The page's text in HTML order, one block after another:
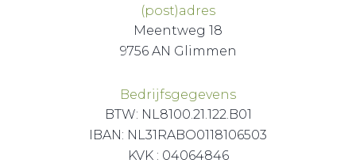
(post)adres
Meentweg 18
9756 AN Glimmen
Bedrijfsgegevens
BTW: NL8100.21.122.B01
IBAN: NL31RABO0118106503
KVK : 04064846